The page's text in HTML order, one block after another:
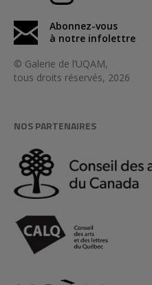
Abonnez-vous
à notre infolettre
© Galerie de l’UQAM,
tous droits réservés, 2026
NOS PARTENAIRES